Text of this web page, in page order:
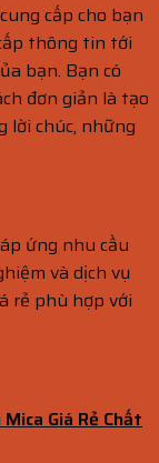
cấp cho bạn
thông tin tới
bạn. Bạn có
đơn giản là tạo
lời chúc, những
ứng nhu cầu
và dịch vụ
rẻ phù hợp với
Giá Rẻ Chất